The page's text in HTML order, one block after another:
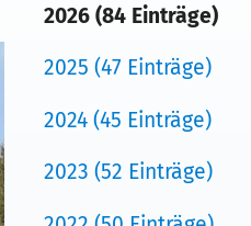
2026 (84 Einträge)
2025 (47 Einträge)
2024 (45 Einträge)
2023 (52 Einträge)